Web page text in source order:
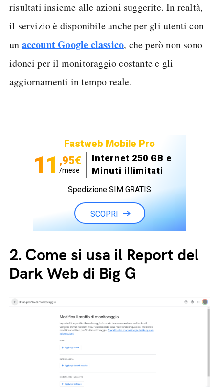
risultati insieme alle azioni suggerite. In realtà,
il servizio è disponibile anche per gli utenti con
un account Google classico, che però non sono
idonei per il monitoraggio costante e gli
aggiornamenti in tempo reale.
Fastweb Mobile Pro
11 ,95€
/mese
Internet 250 GB e
Minuti illimitati
Spedizione SIM GRATIS
SCOPRI
2. Come si usa il Report del
Dark Web di Big G